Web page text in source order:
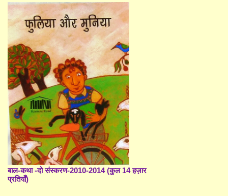
बाल-कथा -दो संस्करण-2010-2014 (कुल 14 हज़ार
प्रतियाँ)